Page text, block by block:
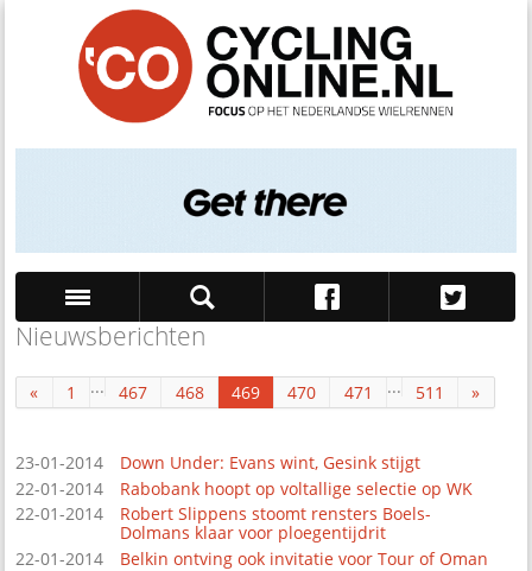
Nieuwsberichten
« 1 ... 467 468 469 470 471 ... 511 »
23-01-2014
Down Under: Evans wint, Gesink stijgt
22-01-2014
Rabobank hoopt op voltallige selectie op WK
22-01-2014
Robert Slippens stoomt rensters Boels-
Dolmans klaar voor ploegentijdrit
22-01-2014
Belkin ontving ook invitatie voor Tour of Oman